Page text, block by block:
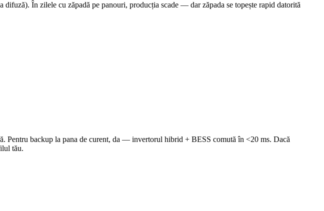
În zilele cu zăpadă pe panouri, producția scade — dar zăpada se topește rapid datorită
Pentru backup la pana de curent, da — invertorul hibrid + BESS comută în <20 ms. Dacă
tău.